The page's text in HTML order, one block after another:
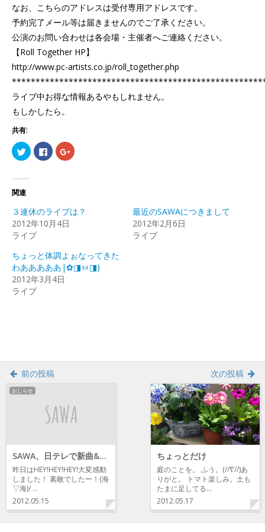
なお、こちらのアドレスは受付専用アドレスです。
予約完了メール等は届きませんのでご了承ください。
公演のお問い合わせは各会場・主催者へご連絡ください。
【Roll Together HP】
http://www.pc-artists.co.jp/roll_together.php
ライブ中お得な情報あるやもしれません。
もしかしたら。
共有:
ク
リ
し
共
有
(新
し
い
ウ
ン
ド
ウ
で
開
き
ま
Facebook
で
リ
ッ
ク
だ
さ
い
(新
し
す)
ク
リ
有
ン
ド
ウ
関連
３連休のライブは？
2012年10月4日
ライブ
最近のSAWAにつきまして
2012年2月6日
ライブ
ちょっと体調よぉなってきた
わあああああ|✿◨ㅂ◨)
2012年3月4日
ライブ
前の投稿
おしらせ
SAWA、日テレで新曲&トーク！！
昨日はHEY!HEY!HEY!大変感動
しました！ 素敵でしたー！(海
▽海)/ …
2012.05.15
次の投稿
ちょっとだけ
庭のことを。 ふう。(//∇//)あ
りがと。 トマト楽しみ。土も
たまに足してる…
2012.05.17